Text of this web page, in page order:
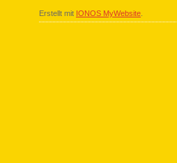
Erstellt mit IONOS MyWebsite